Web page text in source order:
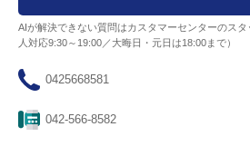
AIが解決できない質問はカスタマーセンターのス
人対応9:30～19:00／大晦日・元日は18:00まで）
0425668581
042-566-8582